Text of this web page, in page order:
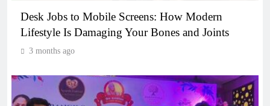
Desk Jobs to Mobile Screens: How Modern
Lifestyle Is Damaging Your Bones and Joints
3 months ago